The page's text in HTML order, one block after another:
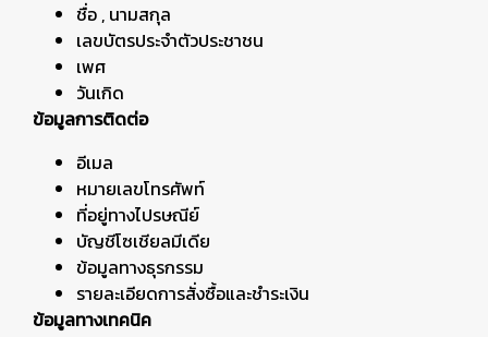
ชื่อ , นามสกุล
เลขบัตรประจำตัวประชาชน
เพศ
วันเกิด
ข้อมูลการติดต่อ
อีเมล
หมายเลขโทรศัพท์
ที่อยู่ทางไปรษณีย์
บัญชีโซเชียลมีเดีย
ข้อมูลทางธุรกรรม
รายละเอียดการสั่งซื้อและชำระเงิน
ข้อมูลทางเทคนิค